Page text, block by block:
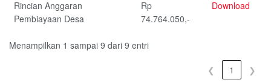
Rincian Anggaran
Pembiayaan Desa
Rp
74.764.050,-
Download
Menampilkan 1 sampai 9 dari 9 entri
❮ 1 ❯